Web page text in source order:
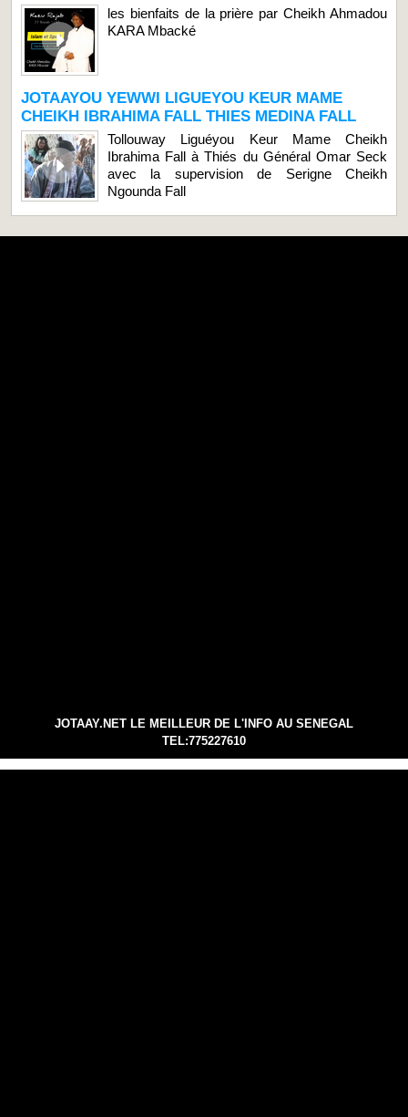
les bienfaits de la prière par Cheikh Ahmadou
KARA Mbacké
JOTAAYOU YEWWI LIGUEYOU KEUR MAME
CHEIKH IBRAHIMA FALL THIES MEDINA FALL
Tollouway Liguéyou Keur Mame Cheikh
Ibrahima Fall à Thiés du Général Omar Seck
avec la supervision de Serigne Cheikh
Ngounda Fall
JOTAAY.NET LE MEILLEUR DE L'INFO AU SENEGAL
TEL:775227610